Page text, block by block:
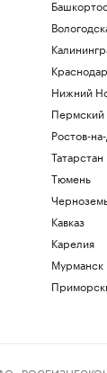
для
о
Дальнего
изменится
Нижний
Пермский
Ростов-
Татарстан
Тюмень
Кавказ
Карелия
Мурманск